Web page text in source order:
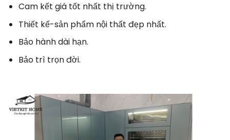
Cam kết giá tốt nhất thị trường.
Thiết kế-sản phẩm nội thất đẹp nhất.
Bảo hành dài hạn.
Bảo trì trọn đời.